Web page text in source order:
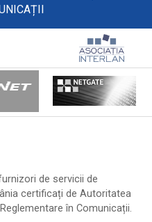
de servicii de
certificați de Autoritatea
în Comunicații.